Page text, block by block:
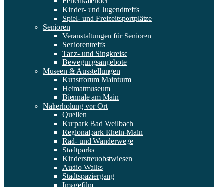
Kinder- und Jugendtreffs
Spiel- und Freizeitsportplätze
Senioren
Veranstaltungen für Senioren
Seniorentreffs
Tanz- und Singkreise
Bewegungsangebote
Museen & Ausstellungen
Kunstforum Mainturm
Heimatmuseum
Biennale am Main
Naherholung vor Ort
Quellen
Kurpark Bad Weilbach
Regionalpark Rhein-Main
Rad- und Wanderwege
Stadtparks
Kinderstreuobstwiesen
Audio Walks
Stadtspaziergang
Imagefilm